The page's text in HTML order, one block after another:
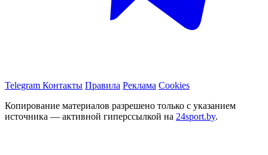
Telegram Контакты Правила Реклама Cookies
Копирование материалов разрешено только с указанием
источника — активной гиперссылкой на 24sport.by.